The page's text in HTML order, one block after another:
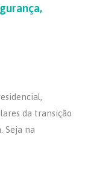
da transição
Seja na